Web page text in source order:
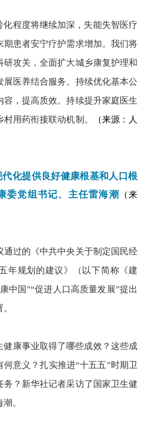
化程度将继续加深，失能失智医疗
期患者安宁疗护需求增加。我们将
研攻关，全面扩大城乡康复护理和
展医养结合服务。持续优化基本公
容，提高质效。持续提升家庭医生
用药衔接联动机制。
（来源：人
化提供良好健康根基和人口根
党组书记、主任雷海潮
（来
通过的《中共中央关于制定国民经
年规划的建议》（以下简称《建
中国”“促进人口高质量发展”提出
健康事业取得了哪些成效？这些成
意义？扎实推进“十五五”时期卫
务？新华社记者采访了国家卫生健
。